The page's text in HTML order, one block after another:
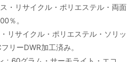
・リサイクル・ポリエステル・両面
％。
リサイクル・ポリエステル・ソリッ
リーDWR加工済み。